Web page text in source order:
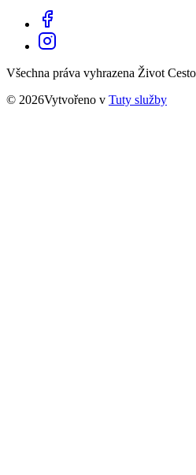
Všechna práva vyhrazena Život
© 2026Vytvořeno v Tuty služby